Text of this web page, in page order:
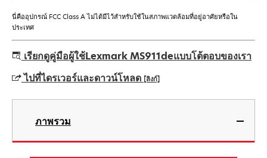
นี่คืออุปกรณ์ FCC Class A ไม่ได้มีไว้สําหรับใช้ในสภาพแวดล้อมที่อยู่อาศัยหรือใน
ประเทศ
เรียกดูคู่มือผู้ใช้Lexmark MS911deแบบโต้ตอบของเรา
ไปที่ไดรเวอร์และดาวน์โหลด [ลิงก์]
opens
new
ภาพรวม